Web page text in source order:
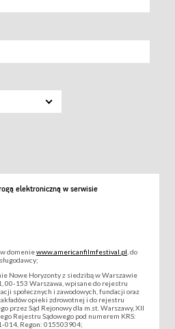
elektroniczną w serwisie
domeniewww.americanfilmfestival.pl , do
Nowe Horyzonty z siedzibą w Warszawie
00-153 Warszawa, wpisane do rejestru
społecznych i zawodowych, fundacji oraz
opieki zdrowotnej i do rejestru
przez Sąd Rejonowy dla m.st. Warszawy, XII
Rejestru Sądowego pod numerem KRS:
014, Regon: 015503904;